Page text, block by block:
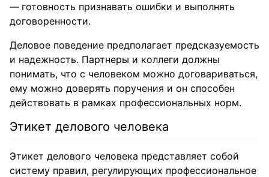
готовность признавать ошибки и выполнять
договоренности.
Деловое поведение предполагает предсказуемость
и надежность. Партнеры и коллеги должны
понимать, что с человеком можно договариваться,
ему можно доверять поручения и он способен
действовать в рамках профессиональных норм.
Этикет делового человека
Этикет делового человека представляет собой
систему правил, регулирующих профессиональное